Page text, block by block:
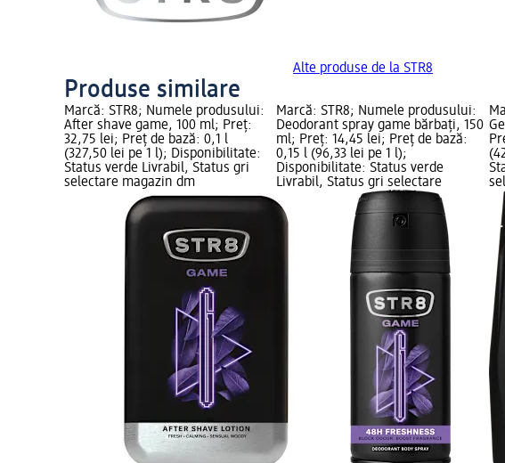
Alte produse de la STR8
Produse similare
Marcă: STR8; Numele produsului:
After shave game, 100 ml; Preț:
32,75 lei; Preț de bază: 0,1 l
(327,50 lei pe 1 l); Disponibilitate:
Status verde Livrabil, Status gri
selectare magazin dm
Marcă: STR8; Numele produsului:
Deodorant spray game bărbați, 150
ml; Preț: 14,45 lei; Preț de bază:
0,15 l (96,33 lei pe 1 l);
Disponibilitate: Status verde
Livrabil, Status gri selectare